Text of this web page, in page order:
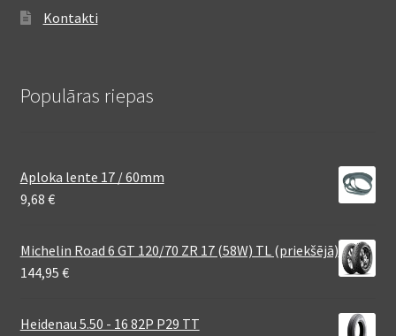
Kontakti
Populāras riepas
Aploka lente 17 / 60mm
9,68 €
Michelin Road 6 GT 120/70 ZR 17 (58W) TL (priekšējā)
144,95 €
Heidenau 5.50 - 16 82P P29 TT